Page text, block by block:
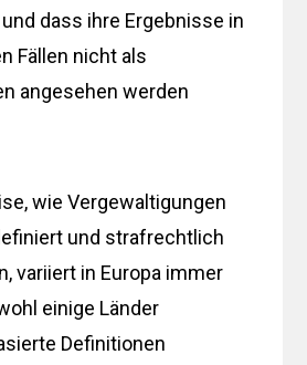
dass ihre Ergebnisse in
Fällen nicht als
angesehen werden
wie Vergewaltigungen
und strafrechtlich
variiert in Europa immer
einige Länder
Definitionen